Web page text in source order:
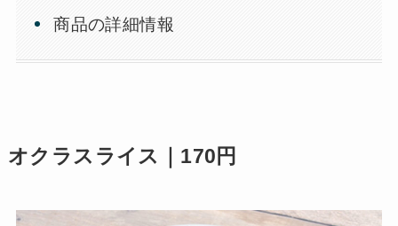
商品の詳細情報
オクラスライス｜170円